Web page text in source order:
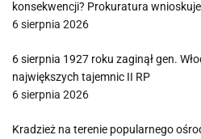
konsekwencji? Prokuratura
6 sierpnia 2026
6 sierpnia 1927 roku zaginął gen.
największych tajemnic II RP
6 sierpnia 2026
Kradzież na terenie popularnego